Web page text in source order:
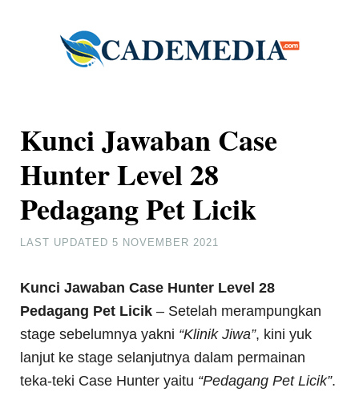
Kunci Jawaban Case
Hunter Level 28
Pedagang Pet Licik
LAST UPDATED5 NOVEMBER 2021
Kunci Jawaban Case Hunter Level 28
Pedagang Pet Licik – Setelah merampungkan
stage sebelumnya yakni “Klinik Jiwa”, kini yuk
lanjut ke stage selanjutnya dalam permainan
teka-teki Case Hunter yaitu “Pedagang Pet Licik”.